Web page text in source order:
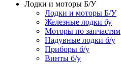
Лодки и моторы Б/У
Лодки и моторы Б/У
Железные лодки бу
Моторы по запчастям
Надувные лодки б/у
Приборы б/у
Винты б/у